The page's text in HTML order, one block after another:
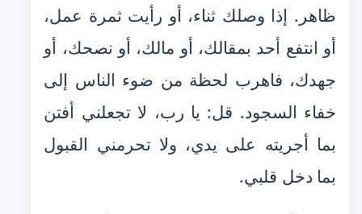
ظاهر. إذا وصلك ثناء، أو رأيت ثمرة عمل،
أو انتفع أحد بمقالك، أو مالك، أو نصحك، أو
جهدك، فاهرب لحظة من ضوء الناس إلى
خفاء السجود. قل: يا رب، لا تجعلني أفتن
بما أجريته على يدي، ولا تحرمني القبول
بما دخل قلبي.